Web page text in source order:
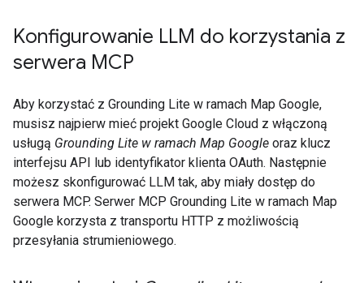
Konfigurowanie LLM do korzystania z
serwera MCP
Aby korzystać z Grounding Lite w ramach Map Google,
musisz najpierw mieć projekt Google Cloud z włączoną
usługą Grounding Lite w ramach Map Google oraz klucz
interfejsu API lub identyfikator klienta OAuth. Następnie
możesz skonfigurować LLM tak, aby miały dostęp do
serwera MCP. Serwer MCP Grounding Lite w ramach Map
Google korzysta z transportu HTTP z możliwością
przesyłania strumieniowego.